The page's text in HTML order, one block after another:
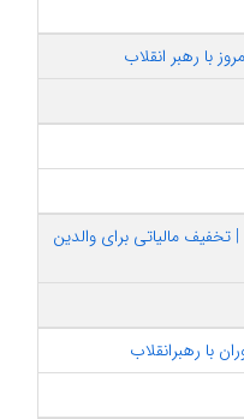
با رهبر انقلاب
خانوارهای بالای ۳ فرزند | تخفیف مالیاتی برای والدین
با رهبرانقلاب